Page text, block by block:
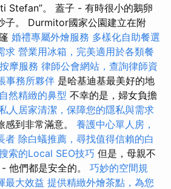
Stefan”。 蓋子 - 有時很小的鵝卵
子。 Durmitor國家公園建立在附
婚禮專屬外燴服務 多樣化自助餐選
求 營業用冰箱，完美適用於各類餐
摩服務 律師公會網站，查詢律師資
事務所夥伴 是哈基迪基最美好的地
然精緻的鼻型 不幸的是，婦女負擔
人居家清潔，保障您的隱私與需求
感到非常滿意。 養護中心單人房，
者 除白蟻推薦，尋找值得信賴的白
索的Local SEO技巧 但是，母親不
- 他們都是安全的。 巧妙的空間規
最大效益 提供精緻外燴茶點，為您